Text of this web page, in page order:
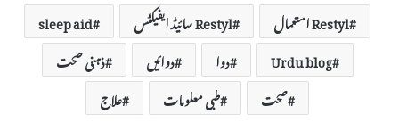
Restyl استعمال
Restyl سائیڈ ایفیکٹس
sleep aid
Urdu blog
دوا دوائیں
ذہنی صحت
صحت
طبی معلومات علاج